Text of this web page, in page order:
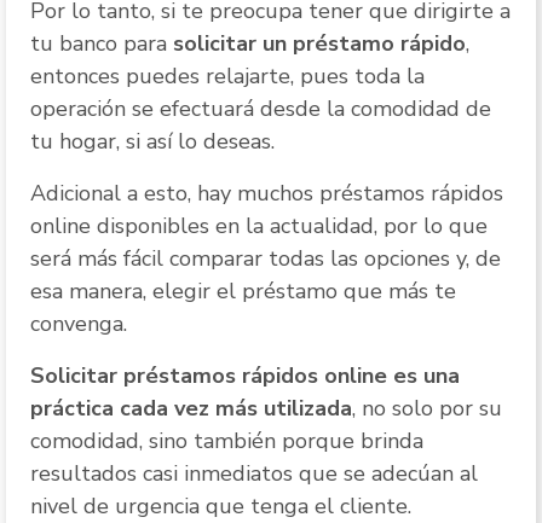
Por lo tanto, si te preocupa tener que dirigirte a
tu banco para solicitar un préstamo rápido,
entonces puedes relajarte, pues toda la
operación se efectuará desde la comodidad de
tu hogar, si así lo deseas.
Adicional a esto, hay muchos préstamos rápidos
online disponibles en la actualidad, por lo que
será más fácil comparar todas las opciones y, de
esa manera, elegir el préstamo que más te
convenga.
Solicitar préstamos rápidos online es una
práctica cada vez más utilizada, no solo por su
comodidad, sino también porque brinda
resultados casi inmediatos que se adecúan al
nivel de urgencia que tenga el cliente.